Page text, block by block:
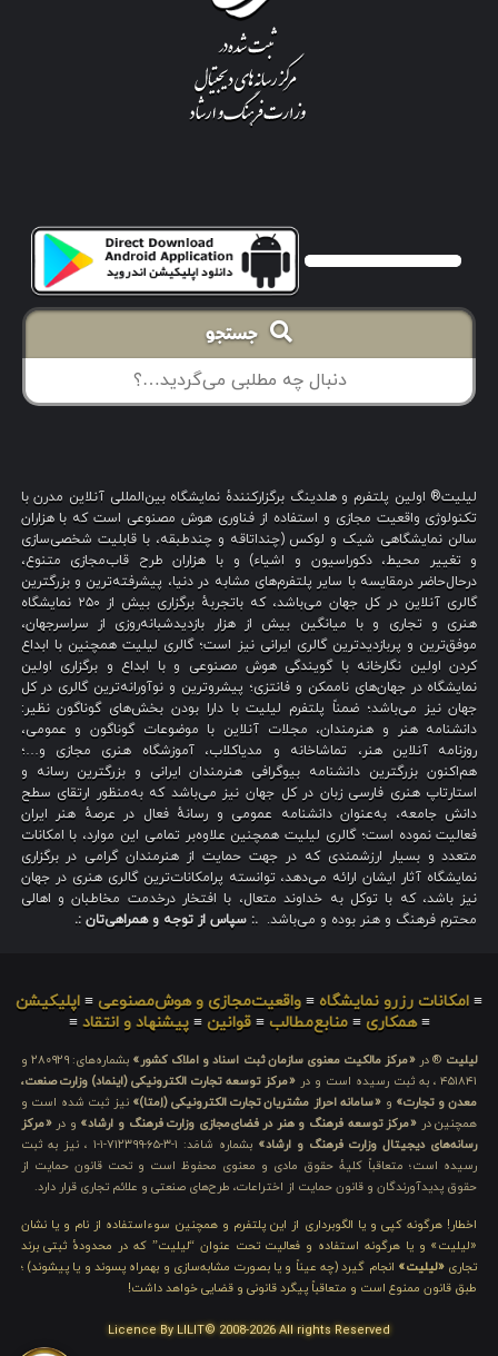
جستجو
لیلیت® اولین پلتفرم و هلدینگ برگزارکنندهٔ نمایشگاه بین‌المللی آنلاین مدرن با
تکنولوژی واقعیت مجازی و استفاده از فناوری هوش مصنوعی است که با هزاران
سالن نمایشگاهی شیک و لوکس (چنداتاقه و چندطبقه، با قابلیت شخصی‌سازی
و تغییر محیط، دکوراسیون و اشیاء) و با هزاران طرح قاب‌مجازی متنوع،
درحال‌حاضر درمقایسه با سایر پلتفرم‌های مشابه در دنیا، پیشرفته‌ترین و بزرگترین
گالری آنلاین در کل جهان می‌باشد، که باتجربهٔ برگزاری بیش از ۲۵۰ نمایشگاه
هنری و تجاری و با میانگین بیش از هزار بازدیدشبانه‌روزی از سراسرجهان،
موفق‌ترین و پربازدیدترین گالری ایرانی نیز است؛ گالری لیلیت همچنین با ابداع
کردن اولین نگارخانه با گویندگی هوش مصنوعی و با ابداع و برگزاری اولین
نمایشگاه در جهان‌های ناممکن و فانتزی؛ پیشروترین و نوآورانه‌ترین گالری در کل
جهان نیز می‌باشد؛ ضمناً پلتفرم لیلیت با دارا بودن بخش‌های گوناگون نظیر:
دانشنامه هنر و هنرمندان، مجلات آنلاین با موضوعات گوناگون و عمومی،
روزنامه آنلاین هنر، تماشاخانه و مدیاکلاب، آموزشگاه هنری مجازی و…؛
هم‌اکنون بزرگترین دانشنامه بیوگرافی هنرمندان ایرانی و بزرگترین رسانه و
استارتاپ هنری فارسی زبان در کل جهان نیز می‌باشد که به‌منظور ارتقای سطح
دانش جامعه، به‌عنوان دانشنامه عمومی و رسانهٔ فعال در عرصهٔ هنر ایران
فعالیت نموده است؛ گالری لیلیت همچنین علاوه‌بر تمامی این موارد، با امکانات
متعدد و بسیار ارزشمندی که در جهت حمایت از هنرمندان گرامی در برگزاری
نمایشگاه آثار ایشان ارائه می‌دهد، توانسته پرامکانات‌ترین گالری هنری در جهان
نیز باشد، که با توکل به خداوند متعال، با افتخار درخدمت مخاطبان و اهالی
محترم فرهنگ و هنر بوده و می‌باشد. .: سپاس از توجه و همراهی‌تان :.
≡ امکانات رزرو نمایشگاه ≡ واقعیت‌مجازی و هوش‌مصنوعی ≡ اپلیکیشن
≡همکاری ≡منابع‌مطالب ≡قوانین ≡پیشنهاد و انتقاد ≡
لیلیت ® در «مرکز مالکیت معنوی سازمان ثبت اسناد و املاک کشور»
بشماره‌های: ۲۸۰۹۲۹ و
۴۵۱۸۴۱ ، به ثبت رسیده است و در
«مرکز توسعه تجارت الکترونیکی (اینماد) وزارت صنعت،
معدن و تجارت» و «سامانه احراز مشتریان تجارت الکترونیکی (اِمتا)» نیز ثبت شده است و
همچنین در «مرکز توسعه فرهنگ و هنر در فضای‌مجازی وزارت فرهنگ و ارشاد» و در«مرکز
رسانه‌های دیجیتال وزارت فرهنگ و ارشاد»
بشماره شامَد: ۱-۳-۶۵-۷۱۲۳۹۹-۱-۱ ، نیز به ثبت
رسیده است؛ متعاقباً کلیهٔ حقوق مادی و معنوی محفوظ است و تحت قانون حمایت از
حقوق پدیدآورندگان و قانون حمایت از اختراعات، طرح‌های صنعتی و علائم تجاری قرار دارد.
اخطار! هرگونه کپی و یا الگوبرداری از این پلتفرم و همچنین سوءاستفاده از نام و یا نشان
«لیلیت» و یا هرگونه استفاده و فعالیت تحت عنوان “لیلیت” که در محدودهٔ ثبتی برند
تجاری «لیلیت» انجام گیرد (چه عیناً و یا بصورت مشابه‌سازی و بهمراه پسوند و یا پیشوند) ؛
طبق قانون ممنوع است و متعاقباً پیگرد قانونی و قضایی خواهد داشت!
Licence By LILIT© 2008-2026 All rights Reserved